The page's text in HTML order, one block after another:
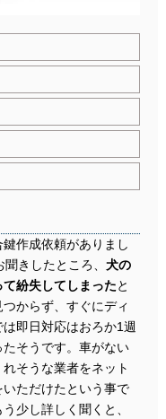
作成依頼がありまし
きしたところ、 犬の
紛失してしまったと
からず、すぐにディ
即日対応はおろか1週
そうです。車がない
そうな業者をネット
ただけたという事で
少し詳しく聞くと、